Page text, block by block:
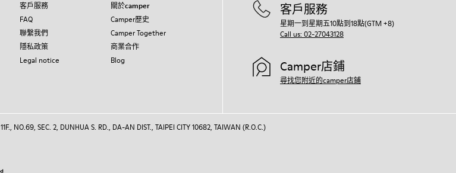
客戶服務
FAQ
聯繫我們
隱私政策
Legal notice
關於camper
Camper歷史
Camper Together
商業合作
Blog
客戶服務
星期一到星期五10點到18點(GTM +8)
Call us: 02-27043128
Camper店鋪
尋找您附近的camper店鋪
NO.69, SEC. 2, DUNHUA S. RD., DA-AN DIST., TAIPEI CITY 10682, TAIWAN (R.O.C.)